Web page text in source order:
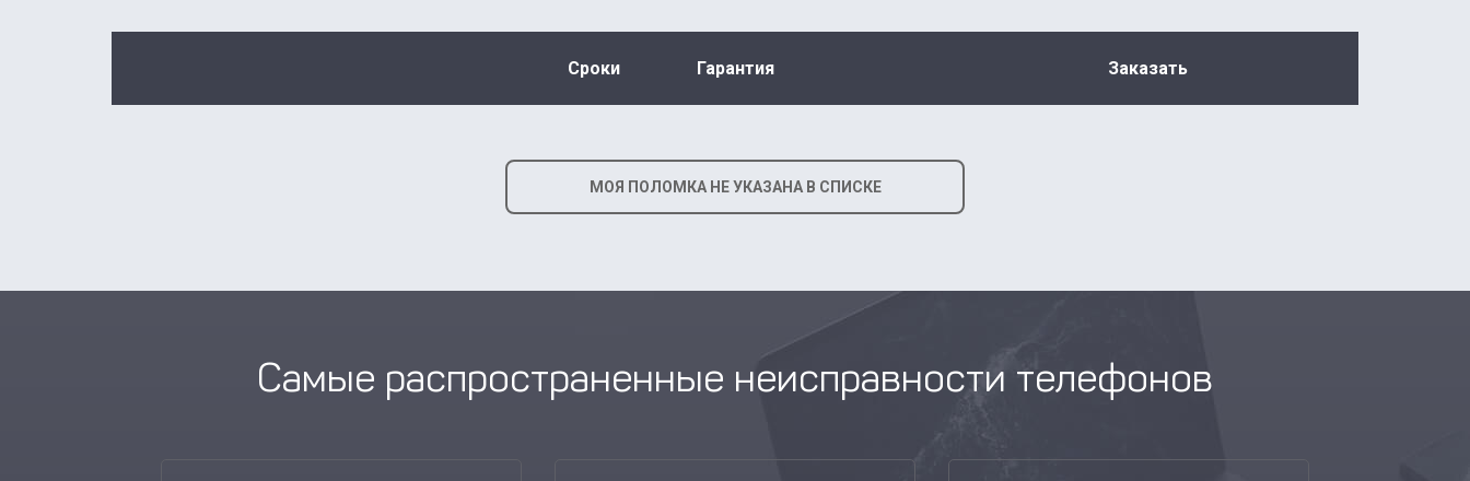
Сроки Гарантия Заказать
МОЯ ПОЛОМКА НЕ УКАЗАНА В СПИСКЕ
Самые распространенные неисправности телефонов